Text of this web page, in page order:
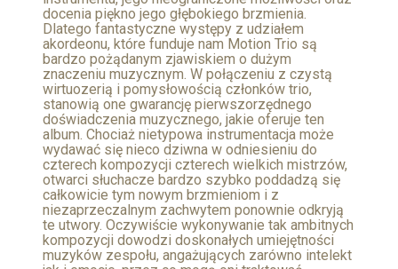
docenia piękno jego głębokiego brzmienia.
Dlatego fantastyczne występy z udziałem
akordeonu, które funduje nam Motion Trio są
bardzo pożądanym zjawiskiem o dużym
znaczeniu muzycznym. W połączeniu z czystą
wirtuozerią i pomysłowością członków trio,
stanowią one gwarancję pierwszorzędnego
doświadczenia muzycznego, jakie oferuje ten
album. Chociaż nietypowa instrumentacja może
wydawać się nieco dziwna w odniesieniu do
czterech kompozycji czterech wielkich mistrzów,
otwarci słuchacze bardzo szybko poddadzą się
całkowicie tym nowym brzmieniom i z
niezaprzeczalnym zachwytem ponownie odkryją
te utwory. Oczywiście wykonywanie tak ambitnych
kompozycji dowodzi doskonałych umiejętności
muzyków zespołu, angażujących zarówno intelekt